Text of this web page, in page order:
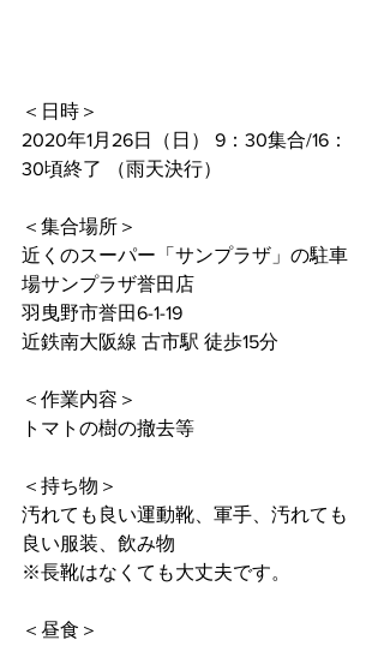
＜日時＞
2020年1月26日（日） 9：30集合/16：
30頃終了 （雨天決行）
＜集合場所＞
近くのスーパー「サンプラザ」の駐車
場サンプラザ誉田店
羽曳野市誉田6-1-19
近鉄南大阪線 古市駅 徒歩15分
＜作業内容＞
トマトの樹の撤去等
＜持ち物＞
汚れても良い運動靴、軍手、汚れても
良い服装、飲み物
※長靴はなくても大丈夫です。
＜昼食＞